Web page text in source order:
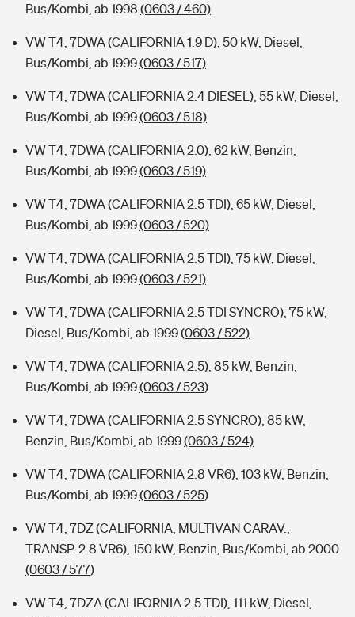
Bus/Kombi, ab 1998 (0603 / 460)
VW T4, 7DWA (CALIFORNIA 1.9 D), 50 kW, Diesel,
Bus/Kombi, ab 1999(0603 / 517)
VW T4, 7DWA (CALIFORNIA 2.4 DIESEL), 55 kW, Diesel,
Bus/Kombi, ab 1999(0603 / 518)
VW T4, 7DWA (CALIFORNIA 2.0), 62 kW, Benzin,
Bus/Kombi, ab 1999(0603 / 519)
VW T4, 7DWA (CALIFORNIA 2.5 TDI), 65 kW, Diesel,
Bus/Kombi, ab 1999(0603 / 520)
VW T4, 7DWA (CALIFORNIA 2.5 TDI), 75 kW, Diesel,
Bus/Kombi, ab 1999(0603 / 521)
VW T4, 7DWA (CALIFORNIA 2.5 TDI SYNCRO), 75 kW,
Diesel, Bus/Kombi, ab 1999(0603 / 522)
VW T4, 7DWA (CALIFORNIA 2.5), 85 kW, Benzin,
Bus/Kombi, ab 1999(0603 / 523)
VW T4, 7DWA (CALIFORNIA 2.5 SYNCRO), 85 kW,
Benzin, Bus/Kombi, ab 1999(0603 / 524)
VW T4, 7DWA (CALIFORNIA 2.8 VR6), 103 kW, Benzin,
Bus/Kombi, ab 1999(0603 / 525)
VW T4, 7DZ (CALIFORNIA, MULTIVAN CARAV.,
TRANSP. 2.8 VR6), 150 kW, Benzin, Bus/Kombi, ab 2000
(0603 / 577)
VW T4, 7DZA (CALIFORNIA 2.5 TDI), 111 kW, Diesel,